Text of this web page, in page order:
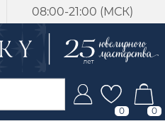
08:00-21:00 (МСК)
0 0
с